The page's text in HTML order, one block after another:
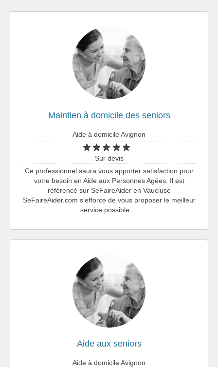
Maintien à domicile des seniors
Aide à domicile Avignon
Sur devis
Ce professionnel saura vous apporter satisfaction pour
votre besoin en Aide aux Personnes Agées. Il est
référencé sur SeFaireAider en Vaucluse
SeFaireAider.com s'efforce de vous proposer le meilleur
service possible.…
Aide aux seniors
Aide à domicile Avignon